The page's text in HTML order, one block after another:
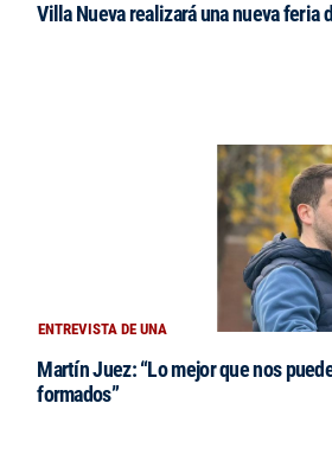
Villa Nueva realizará una nueva feria
ENTREVISTA DE UNA
Martín Juez: “Lo mejor que nos
formados”